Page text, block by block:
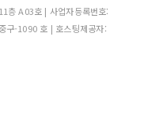
층 A03호 | 사업자등록번호:
구-1090 호 | 호스팅제공자: